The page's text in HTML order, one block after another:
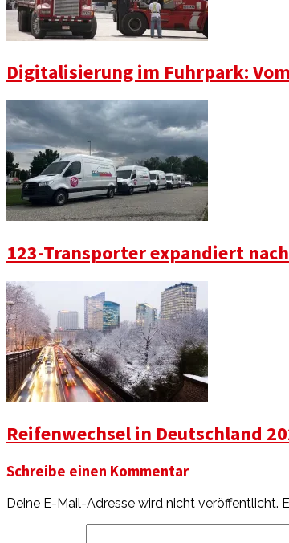
Digitalisierung im Fuhrpark:
123-Transporter expandiert
Reifenwechsel in Deutschland
Schreibe einen Kommentar
Deine E-Mail-Adresse wird nicht veröffentlicht.